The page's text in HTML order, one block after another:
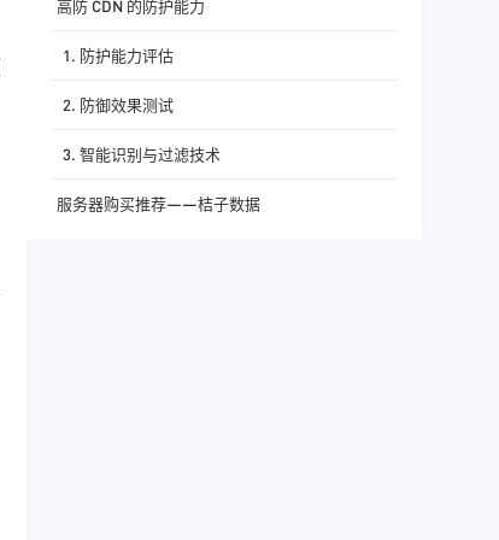
高防 CDN 的防护能力
1. 防护能力评估
2. 防御效果测试
3. 智能识别与过滤技术
服务器购买推荐——桔子数据